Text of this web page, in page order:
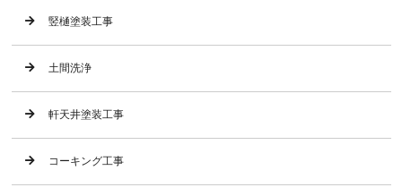
竪樋塗装工事
土間洗浄
軒天井塗装工事
コーキング工事